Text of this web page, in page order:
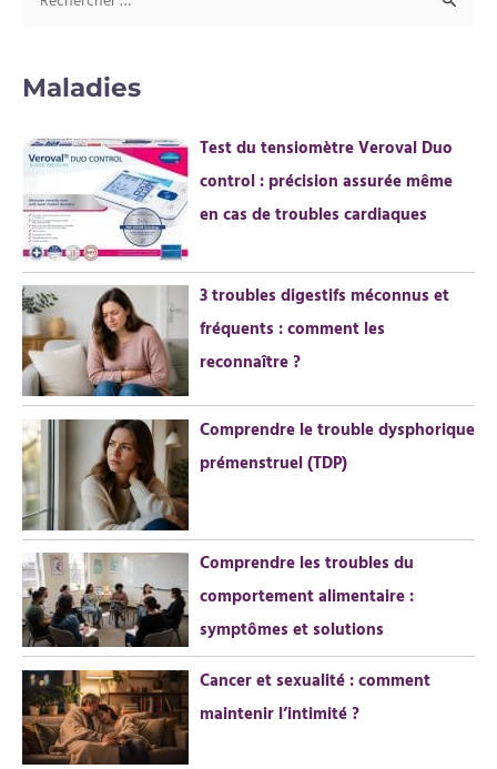
h
r
c
h
e
r
:
Maladies
Test du tensiomètre Veroval Duo
control : précision assurée même
en cas de troubles cardiaques
3 troubles digestifs méconnus et
fréquents : comment les
reconnaître ?
Comprendre le trouble dysphorique
prémenstruel (TDP)
Comprendre les troubles du
comportement alimentaire :
symptômes et solutions
Cancer et sexualité : comment
maintenir l’intimité ?